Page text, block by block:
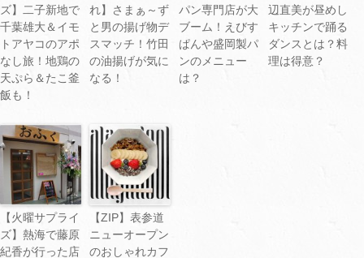
ズ】二子新地で
千葉雄大＆イモ
トアヤコのアポ
なし旅！地鶏の
天ぷら＆たこ釜
飯も！
れ】さまぁ～ず
と男の揚げ物デ
スマッチ！竹田
の油揚げが気に
なる！
パン専門店が大
ブーム！えびす
ぱんや盛岡製パ
ンのメニュー
は？
辺直美が昼めし
キッチンで踊る
ダンスとは？料
理は得意？
【火曜サプライ
ズ】熱海で藤原
紀香が行った店
【ZIP】表参道
ニューオープン
のおしゃれカフ